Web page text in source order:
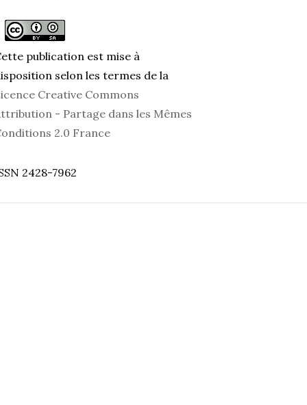
publication est mise à
selon les termes de la
Creative Commons
- Partage dans les Mêmes
2.0 France
2428-7962